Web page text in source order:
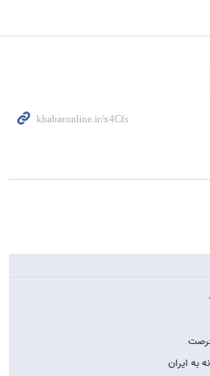
فرصت
به ایران